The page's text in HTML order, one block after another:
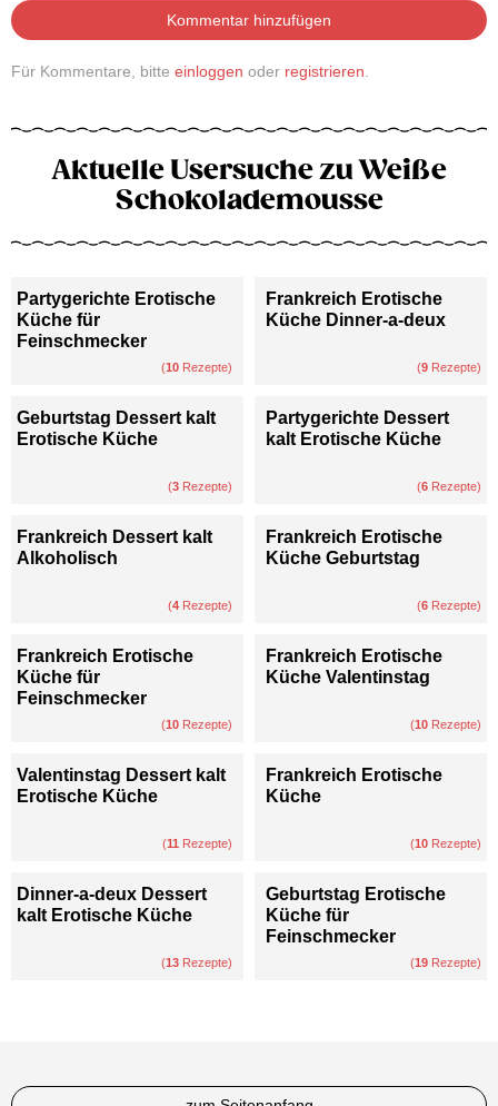
Kommentar hinzufügen
Für Kommentare, bitte einloggen oder registrieren
Aktuelle Usersuche zu Weiße
Schokolademousse
Partygerichte Erotische
Küche für
Feinschmecker
(10 Rezepte)
Frankreich Erotische
Küche Dinner-a-deux
(9 Rezepte)
Geburtstag Dessert kalt
Erotische Küche
(3 Rezepte)
Partygerichte Dessert
kalt Erotische Küche
(6 Rezepte)
Frankreich Dessert kalt
Alkoholisch
(4 Rezepte)
Frankreich Erotische
Küche Geburtstag
(6 Rezepte)
Frankreich Erotische
Küche für
Feinschmecker
(10 Rezepte)
Frankreich Erotische
Küche Valentinstag
(10 Rezepte)
Valentinstag Dessert kalt
Erotische Küche
(11 Rezepte)
Frankreich Erotische
Küche
(10 Rezepte)
Dinner-a-deux Dessert
kalt Erotische Küche
(13 Rezepte)
Geburtstag Erotische
Küche für
Feinschmecker
(19 Rezepte)